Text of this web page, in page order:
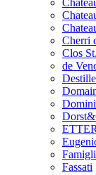
Cherri
Clos
de
Fassati